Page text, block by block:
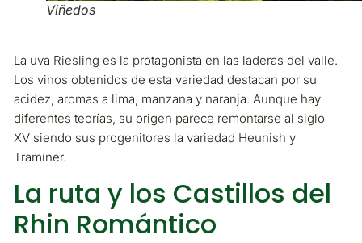
Viñedos
La uva Riesling es la protagonista en las laderas del valle.
Los vinos obtenidos de esta variedad destacan por su
acidez, aromas a lima, manzana y naranja. Aunque hay
diferentes teorías, su origen parece remontarse al siglo
XV siendo sus progenitores la variedad Heunish y
Traminer.
La ruta y los Castillos del
Rhin Romántico